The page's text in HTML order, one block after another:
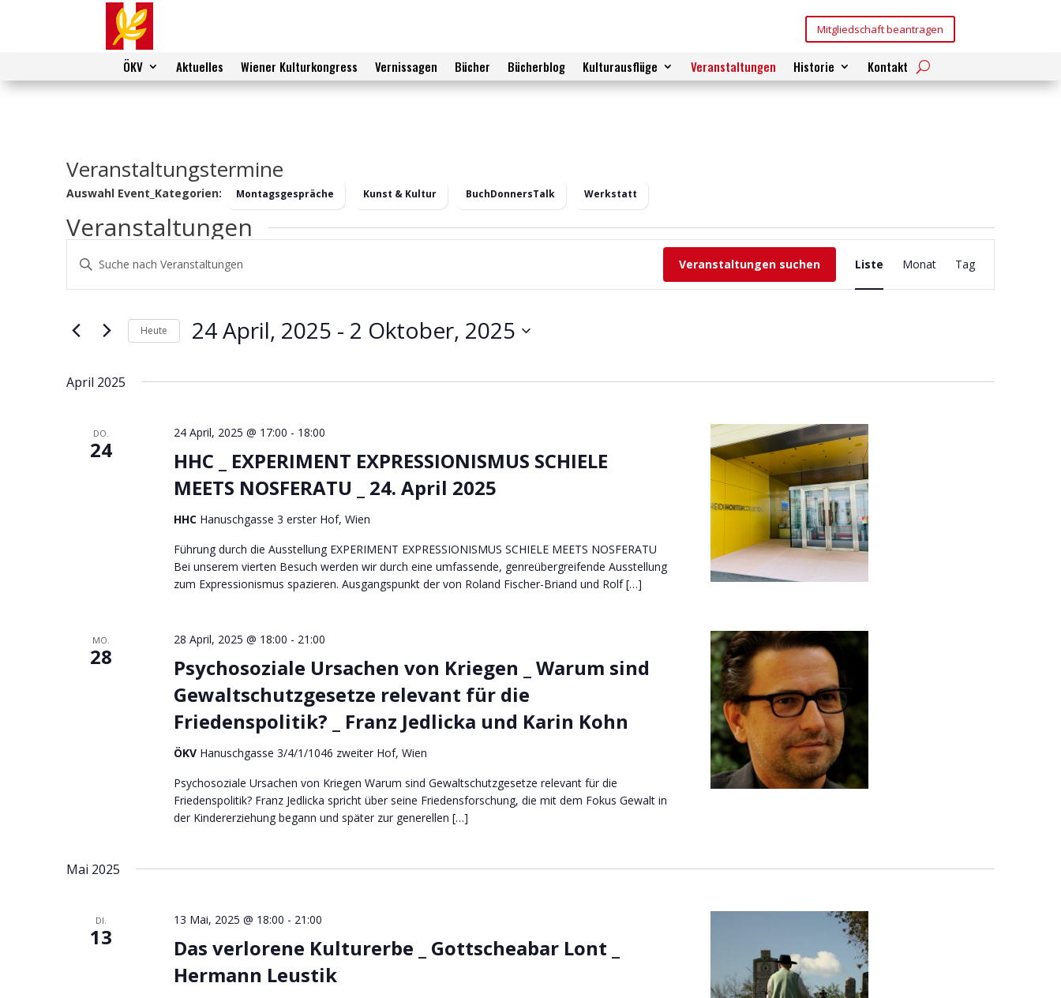
Mitgliedschaft beantragen
ÖKV Aktuelles Wiener Kulturkongress Vernissagen Bücher Bücherblog Kulturausflüge Veranstaltungen Historie Kontakt
Veranstaltungstermine
Auswahl Event_Kategorien: Montagsgespräche Kunst & Kultur BuchDonnersTalk Werkstatt
Veranstaltungen
Veranstaltungen
Suche
und
Navigation
Bitte
Schlüsselwort
eingeben.
nach
Veranstaltungen suchen
Veranstaltung
Ansichten-
Navigation
Liste Monat Tag
Heute 24 April, 2025 - 2 Oktober, 2025
April 2025
DO.
24
HHC _ EXPERIMENT EXPRESSIONISMUS SCHIELE
MEETS NOSFERATU _ 24. April 2025
24 April, 2025 @ 17:00 - 18:00
HHC Hanuschgasse 3 erster Hof, Wien
Führung durch die Ausstellung EXPERIMENT EXPRESSIONISMUS SCHIELE MEETS NOSFERATU
Bei unserem vierten Besuch werden wir durch eine umfassende, genreübergreifende Ausstellung
zum Expressionismus spazieren. Ausgangspunkt der von Roland Fischer-Briand und Rolf […]
MO.
28
Psychosoziale Ursachen von Kriegen _ Warum sind
Gewaltschutzgesetze relevant für die
Friedenspolitik? _ Franz Jedlicka und Karin Kohn
28 April, 2025 @ 18:00 - 21:00
ÖKV Hanuschgasse 3/4/1/1046 zweiter Hof, Wien
Psychosoziale Ursachen von Kriegen Warum sind Gewaltschutzgesetze relevant für die
Friedenspolitik? Franz Jedlicka spricht über seine Friedensforschung, die mit dem Fokus Gewalt in
der Kindererziehung begann und später zur generellen […]
Mai 2025
DI.
13
Das verlorene Kulturerbe _ Gottscheabar Lont _
Hermann Leustik
13 Mai, 2025 @ 18:00 - 21:00